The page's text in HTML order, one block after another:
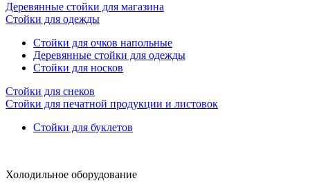
Деревянные стойки для магазина
Стойки для одежды
Стойки для очков напольные
Деревянные стойки для одежды
Стойки для носков
Стойки для снеков
Стойки для печатной продукции и листовок
Стойки для буклетов
Холодильное оборудование